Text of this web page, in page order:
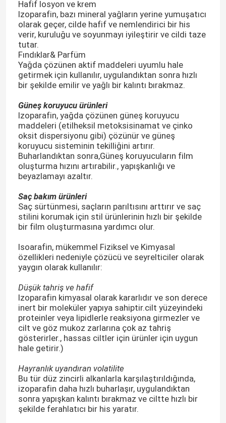
Hafif losyon ve krem
Izoparafin, bazı mineral yağların yerine yumuşatıcı
olarak geçer, cilde hafif ve nemlendirici bir his
verir, kuruluğu ve soyunmayı iyileştirir ve cildi taze
tutar.
Fındıklar& Parfüm
Yağda çözünen aktif maddeleri uyumlu hale
getirmek için kullanılır, uygulandıktan sonra hızlı
bir şekilde emilir ve yağlı bir kalıntı bırakmaz.
Güneş koruyucu ürünleri
Izoparafin, yağda çözünen güneş koruyucu
maddeleri (etilheksil metoksisinamat ve çinko
oksit dispersiyonu gibi) çözünür ve güneş
koruyucu sisteminin tekilliğini artırır.
Buharlandıktan sonra,Güneş koruyucuların film
oluşturma hızını artırabilir., yapışkanlığı ve
beyazlamayı azaltır.
Saç bakım ürünleri
Saç sürtünmesi, saçların parıltısını arttırır ve saç
stilini korumak için stil ürünlerinin hızlı bir şekilde
bir film oluşturmasına yardımcı olur.
Isoarafin, mükemmel Fiziksel ve Kimyasal
özellikleri nedeniyle çözücü ve seyrelticiler olarak
yaygın olarak kullanılır:
Düşük tahriş ve hafif
Izoparafin kimyasal olarak kararlıdır ve son derece
inert bir moleküler yapıya sahiptir.cilt yüzeyindeki
proteinler veya lipidlerle reaksiyona girmezler ve
cilt ve göz mukoz zarlarına çok az tahriş
gösterirler., hassas ciltler için ürünler için uygun
hale getirir.)
Hayranlık uyandıran volatilite
Bu tür düz zincirli alkanlarla karşılaştırıldığında,
izoparafin daha hızlı buharlaşır, uygulandıktan
sonra yapışkan kalıntı bırakmaz ve ciltte hızlı bir
şekilde ferahlatıcı bir his yaratır.